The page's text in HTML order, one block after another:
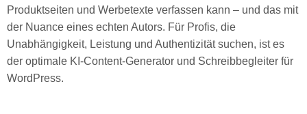
Produktseiten und Werbetexte verfassen kann – und das mit
der Nuance eines echten Autors. Für Profis, die
Unabhängigkeit, Leistung und Authentizität suchen, ist es
der optimale KI-Content-Generator und Schreibbegleiter für
WordPress.